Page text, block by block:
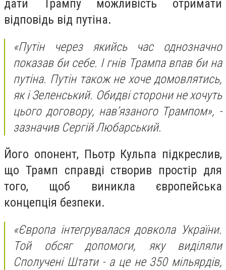
дати Трампу можливість отримати
відповідь від путіна.
«Путін через якийсь час однозначно
показав би себе. І гнів Трампа впав би на
путіна. Путін також не хоче домовлятись,
як і Зеленський. Обидві сторони не хочуть
цього договору, нав’язаного Трампом», -
зазначив Сергій Любарський.
Його опонент, Пьотр Кульпа підкреслив,
що Трамп справді створив простір для
того, щоб виникла європейська
концепція безпеки.
«Європа інтегрувалася довкола України.
Той обсяг допомоги, яку виділяли
Сполучені Штати - а це не 350 мільярдів,